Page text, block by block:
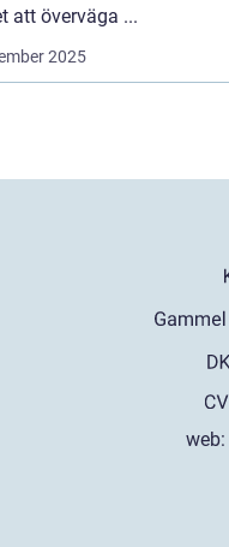
att överväga ...
2025
web: